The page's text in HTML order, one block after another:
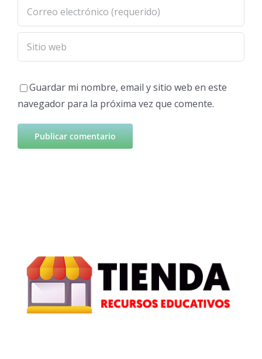
Guardar mi nombre, email y sitio web en este
navegador para la próxima vez que comente.